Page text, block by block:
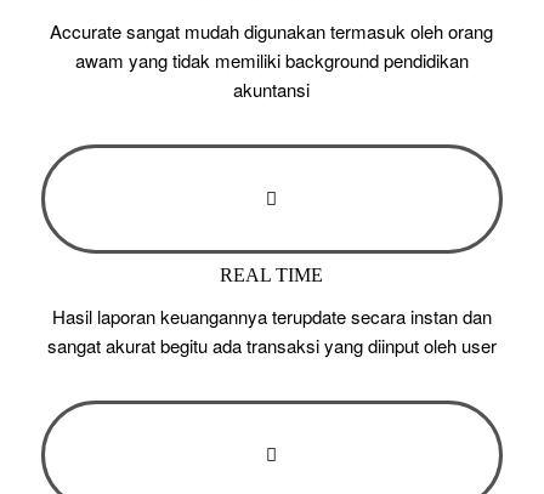
Accurate sangat mudah digunakan termasuk oleh orang
awam yang tidak memiliki background pendidikan
akuntansi
REAL TIME
Hasil laporan keuangannya terupdate secara instan dan
sangat akurat begitu ada transaksi yang diinput oleh user